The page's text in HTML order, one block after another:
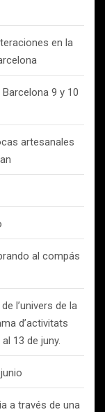
en la
Barcelona 9 y 10
artesanales
al compás
l’univers de la
d’activitats
13 de juny.
a través de una